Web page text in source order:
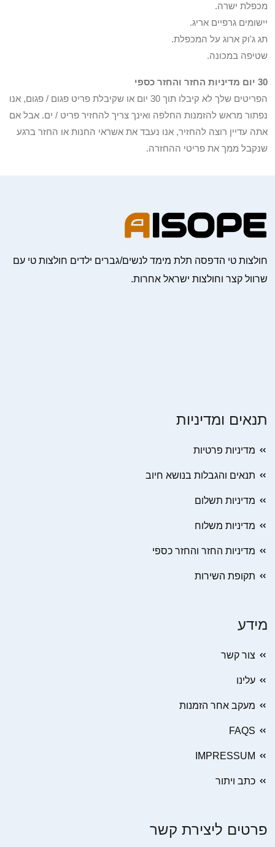
מכפלת ישרה.
יישומים גרפיים אריג.
תג ג'וק ארוג על המכפלת.
שטיפה במכונה.
30 יום מדיניות החזר והחזר כספי
הפריטים שלך לא קיבלו תוך 30 יום או שקיבלת פריט פגום / פגום, אנו
נפתור מראש להזמנות החלפה ואינך צריך להחזיר פריט / ים. אבל אם
אתה עדיין רוצה להחזיר, אנו נעבד את אשראי החנות או החזר ברגע
שנקבל ממך את פריטי ההחזרה.
חולצות טי הדפסה תלת מימד לנשים/גברים ילדים חולצות טי עם
שרוול קצר וחולצות ישראל אחרות.
תנאים ומדיניות
מדיניות פרטיות
תנאים והגבלות בנושא חיוב
מדיניות תשלום
מדיניות משלוח
מדיניות החזר והחזר כספי
תקופת השירות
מידע
צור קשר
עלינו
מעקב אחר הזמנות
FAQS
IMPRESSUM
כתב ויתור
פרטים ליצירת קשר